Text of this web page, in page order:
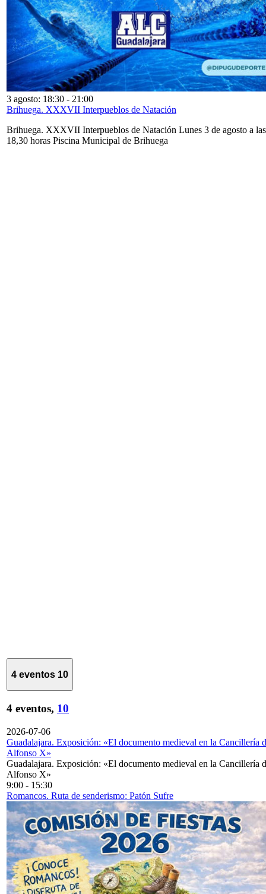
3 agosto: 18:30 - 21:00
Brihuega. XXXVII Interpueblos de Natación
Brihuega. XXXVII Interpueblos de Natación Lunes 3 de agosto a las
18,30 horas Piscina Municipal de Brihuega
4 eventos 10
4 eventos, 10
2026-07-06
Guadalajara. Exposición: «El documento medieval en la Cancillería
Alfonso X»
Guadalajara. Exposición: «El documento medieval en la Cancillería
Alfonso X»
9:00 - 15:30
Romancos. Ruta de senderismo: Patón Sufre